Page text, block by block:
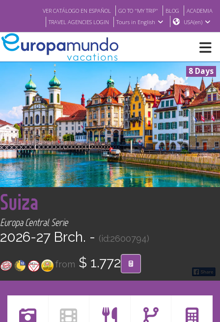
VER CATÁLOGO EN ESPAÑOL GO TO "MY TRIP" BLOG
ACADEMIA
TRAVEL AGENCIES LOGIN
Tours in English USA(en)
NEW
BROCHURE PDF
WHERE TO BUY
FEATURED
Find your Tour
8 Days
<
Suiza
Europa Central Serie
2026-27 Brch. - (id:2600794)
from $ 1.772